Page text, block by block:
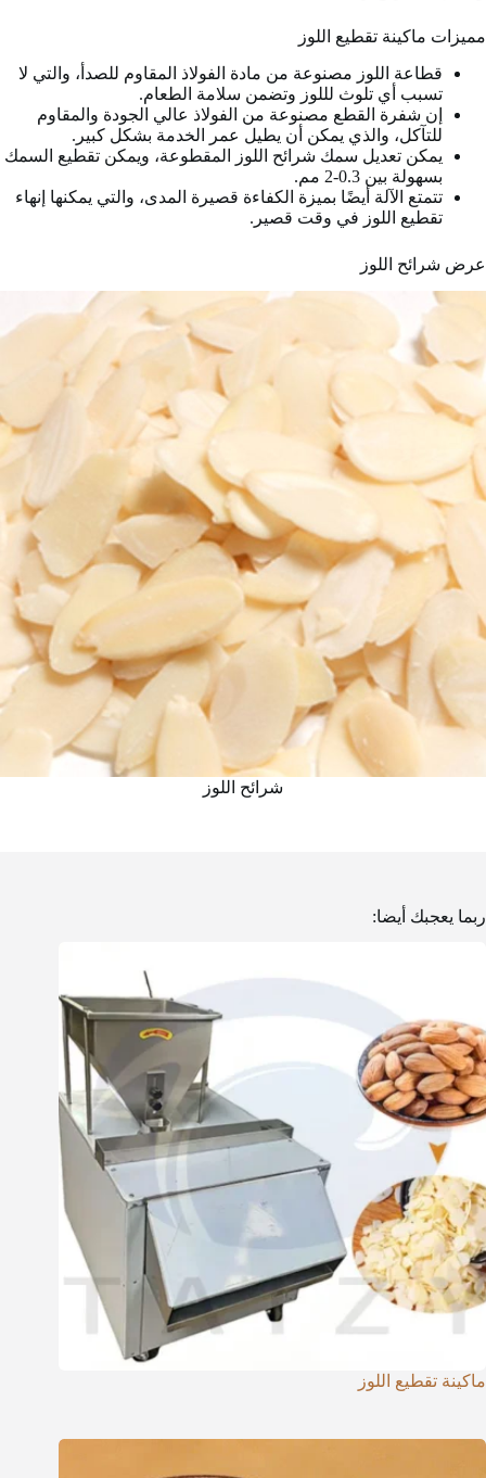
مميزات ماكينة تقطيع اللوز
قطاعة اللوز مصنوعة من مادة الفولاذ المقاوم للصدأ، والتي لا
تسبب أي تلوث لللوز وتضمن سلامة الطعام.
إن شفرة القطع مصنوعة من الفولاذ عالي الجودة والمقاوم
للتآكل، والذي يمكن أن يطيل عمر الخدمة بشكل كبير.
يمكن تعديل سمك شرائح اللوز المقطوعة، ويمكن تقطيع السمك
بسهولة بين 0.3-2 مم.
تتمتع الآلة أيضًا بميزة الكفاءة قصيرة المدى، والتي يمكنها إنهاء
تقطيع اللوز في وقت قصير.
عرض شرائح اللوز
شرائح اللوز
ربما يعجبك أيضا:
ماكينة تقطيع اللوز